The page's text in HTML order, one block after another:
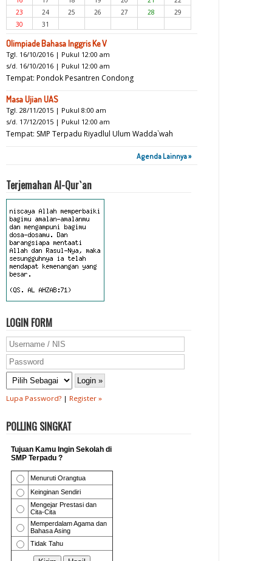
23
24 25 26 27 28
29
30
31
Olimpiade Bahasa Inggris Ke V
Tgl. 16/10/2016 | Pukul 12:00 am
s/d. 16/10/2016 | Pukul 12:00 am
Tempat: Pondok Pesantren Condong
Masa Ujian UAS
Tgl. 28/11/2015 | Pukul 8:00 am
s/d. 17/12/2015 | Pukul 12:00 am
Tempat: SMP Terpadu Riyadlul Ulum Wadda`wah
Agenda Lainnya »
Terjemahan Al-Qur`an
LOGIN FORM
Lupa Password? | Register »
POLLING SINGKAT